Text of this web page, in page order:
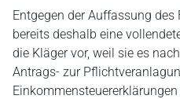
Entgegen der Auffassung
bereits deshalb eine
die Kläger vor, weil sie es
Antrags- zur